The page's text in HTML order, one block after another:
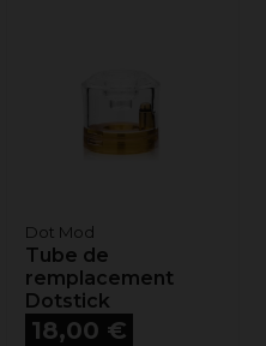
Dot Mod
Tube de
remplacement
Dotstick
Prix
18,00 €